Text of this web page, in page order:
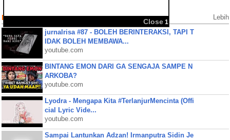
Close 1
Populer Videos Lebih
jurnalrisa #87 - BOLEH BERINTERAKSI, TAPI T
IDAK BOLEH MEMBAWA...
youtube.com
BINTANG EMON DARI GA SENGAJA SAMPE N
ARKOBA?
youtube.com
Lyodra - Mengapa Kita #TerlanjurMencinta (Offi
cial Lyric Vide...
youtube.com
Sampai Lantunkan Adzan! Irmanputra Sidin Je